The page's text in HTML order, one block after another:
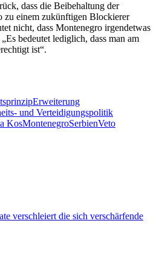
dass die Beibehaltung der
zu einem zukünftigen Blockierer
nicht, dass Montenegro irgendetwas
bedeutet lediglich, dass man am
ist“.
Erweiterung
und Verteidigungspolitik
KosMontenegroSerbienVeto
verschleiert die sich verschärfende